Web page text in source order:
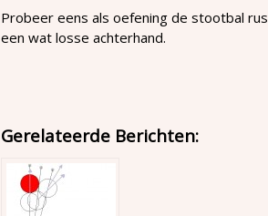
Probeer eens als oefening de stootbal
een wat losse achterhand.
Gerelateerde Berichten: